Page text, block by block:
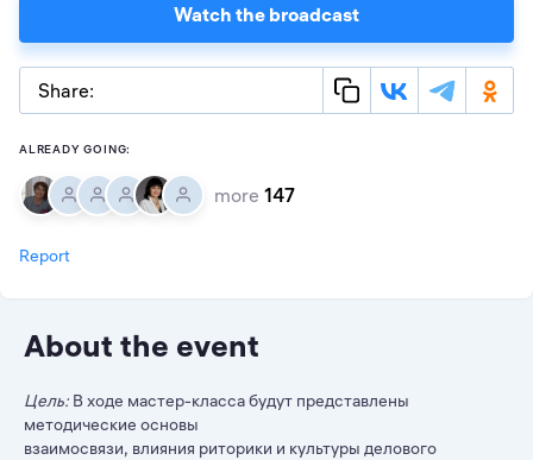
Watch the broadcast
Share:
ALREADY GOING:
more 147
Report
About the event
Цель: В ходе мастер-класса будут представлены
методические основы
взаимосвязи, влияния риторики и культуры делового